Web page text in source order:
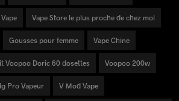
Vape Store le plus proche de chez moi
Gousses pour femme Vape Chine
Voopoo Doric 60 dosettes Voopoo 200w
Pro Vapeur V Mod Vape